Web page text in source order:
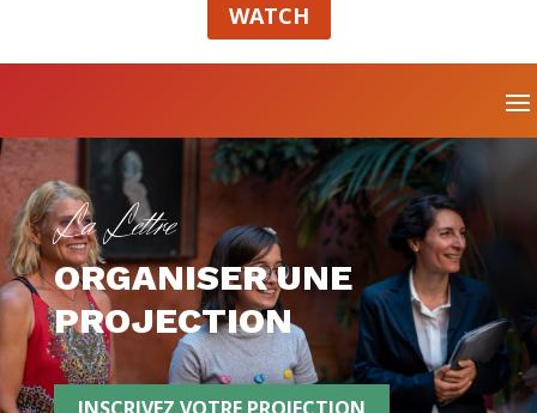
WATCH
La Lettre
ORGANISER UNE
PROJECTION